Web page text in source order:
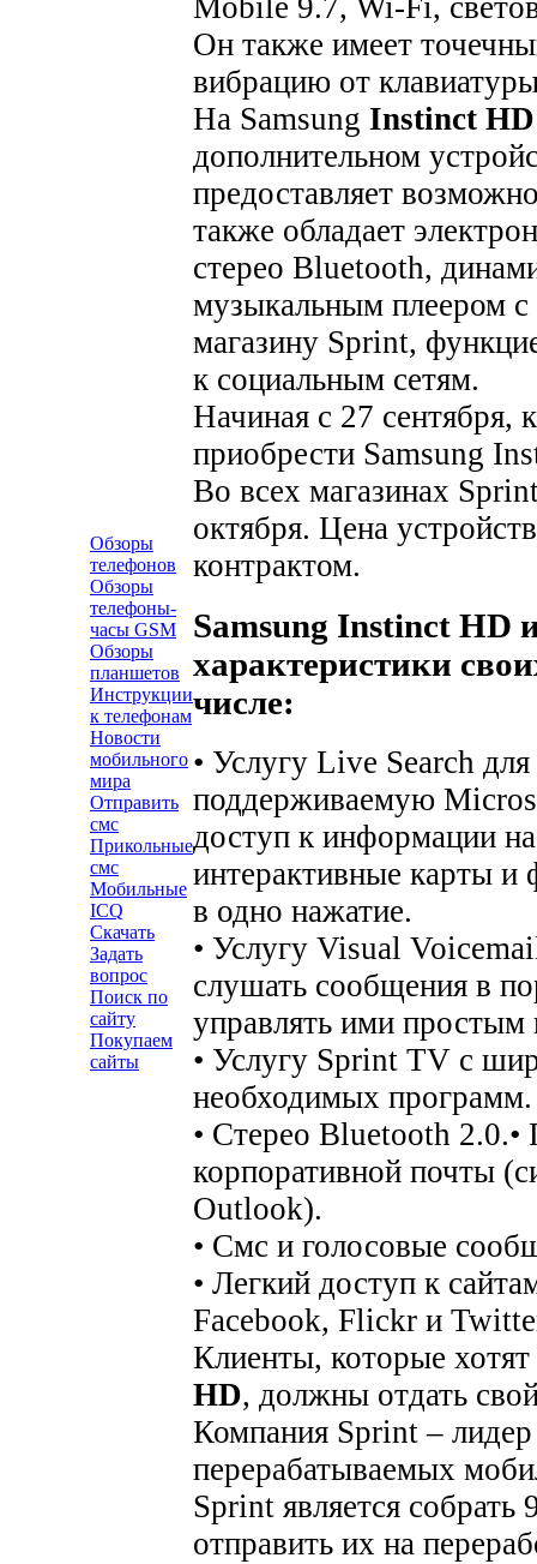
Обзоры
телефонов
Обзоры
телефоны-
часы GSM
Обзоры
планшетов
Инструкции
к телефонам
Новости
мобильного
мира
Отправить
смс
Прикольные
смс
Мобильные
ICQ
Скачать
Задать
вопрос
Поиск по
сайту
Покупаем
сайты
Он также имеет
вибрацию от
На Samsung Instinct HD
дополнительном
предоставляет
также обладает
стерео Bluetooth,
музыкальным плеером
магазину Sprint,
к социальным сетям.
Начиная с 27 сентября,
приобрести Samsung
Во всех магазинах
октября. Цена
контрактом.
Samsung Instinct HD
характеристики
числе:
• Услугу Live Search
поддерживаемую
доступ к информации
интерактивные карты
в одно нажатие.
• Услугу Visual
слушать сообщения в
управлять ими простым
• Услугу Sprint TV с
необходимых программ.
• Стерео Bluetooth 2.0.•
корпоративной почты
Outlook).
• Смс и голосовые
• Легкий доступ к
Facebook, Flickr и
Клиенты, которые
HD, должны отдать
Компания Sprint –
перерабатываемых
Sprint является
отправить их на